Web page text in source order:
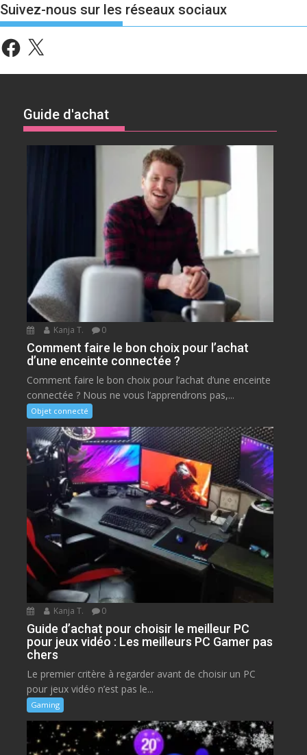
Suivez-nous sur les réseaux sociaux
Facebook
X
Guide d'achat
Kanja T. 0
Comment faire le bon choix pour l’achat
d’une enceinte connectée ?
Comment faire le bon choix pour l’achat d’une enceinte
connectée ? Nous ne vous l’apprendrons pas,...
Objet connecté
Kanja T. 0
Guide d’achat pour choisir le meilleur PC
pour jeux vidéo : Les meilleurs PC Gamer pas
chers
Le premier critère à regarder avant de choisir un PC
pour jeux vidéo n’est pas le...
Gaming